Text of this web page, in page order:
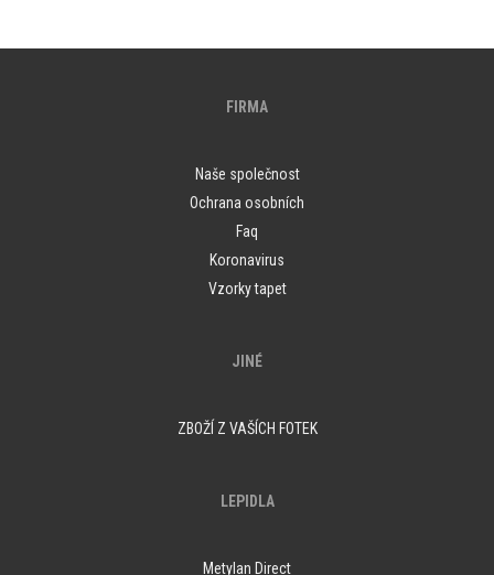
FIRMA
Naše společnost
Ochrana osobních
Faq
Koronavirus
Vzorky tapet
JINÉ
ZBOŽÍ Z VAŠÍCH FOTEK
LEPIDLA
Metylan Direct